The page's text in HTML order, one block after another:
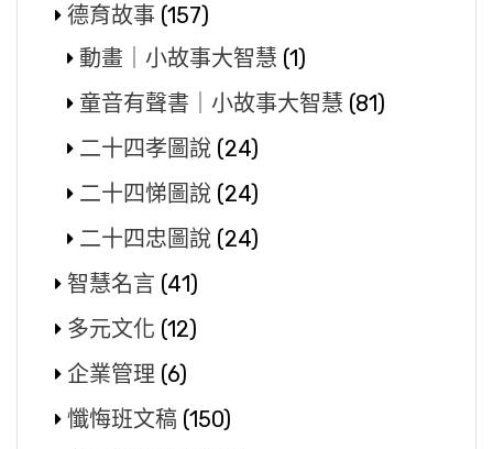
德育故事 (157)
動畫｜小故事大智慧 (1)
童音有聲書｜小故事大智慧 (81)
二十四孝圖說 (24)
二十四悌圖說 (24)
二十四忠圖說 (24)
智慧名言 (41)
多元文化 (12)
企業管理 (6)
懺悔班文稿 (150)